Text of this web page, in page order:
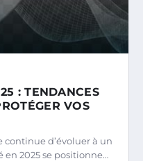
: TENDANCES
VOS
d’évoluer à un
2025 se positionne…